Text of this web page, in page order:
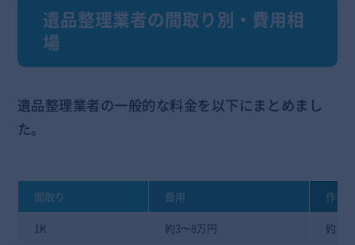
遺品整理業者の間取り別・費用相
場
遺品整理業者の一般的な料金を以下にまとめまし
た。
間取り 費用 作業
1K 約3〜8万円 約1〜